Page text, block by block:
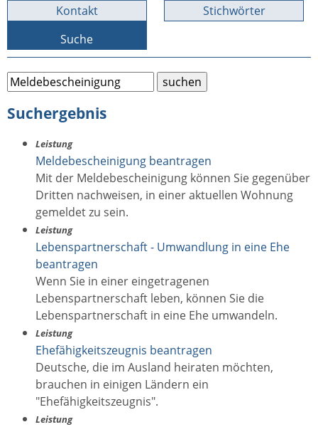
Kontakt
Stichwörter
Suche
Suchergebnis
Leistung
Meldebescheinigung beantragen
Mit der Meldebescheinigung können Sie gegenüber
Dritten nachweisen, in einer aktuellen Wohnung
gemeldet zu sein.
Leistung
Lebenspartnerschaft - Umwandlung in eine Ehe
beantragen
Wenn Sie in einer eingetragenen
Lebenspartnerschaft leben, können Sie die
Lebenspartnerschaft in eine Ehe umwandeln.
Leistung
Ehefähigkeitszeugnis beantragen
Deutsche, die im Ausland heiraten möchten,
brauchen in einigen Ländern ein
"Ehefähigkeitszeugnis".
Leistung